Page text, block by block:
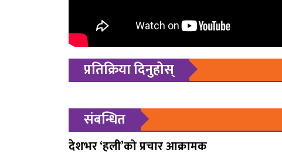
प्रतिक्रिया दिनुहोस्
संबन्धित
देशभर ‘हली’को प्रचार आक्रामक